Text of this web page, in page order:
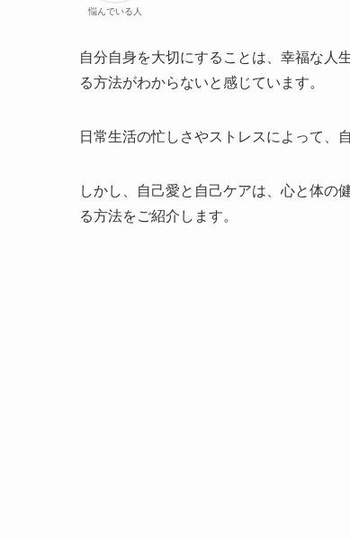
悩んでいる人
自分自身を大切にすることは、幸福な人
る方法がわからないと感じています。
日常生活の忙しさやストレスによって、
しかし、自己愛と自己ケアは、心と体の
る方法をご紹介します。